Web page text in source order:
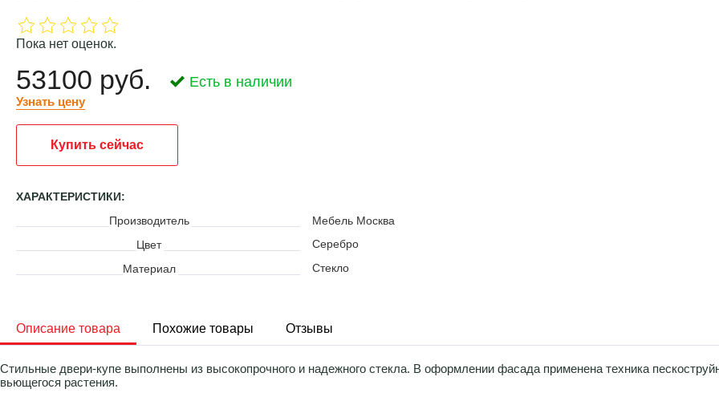
Пока нет оценок.
53100 руб. Есть в наличии
Узнать цену
Купить сейчас
ХАРАКТЕРИСТИКИ:
Производитель
Мебель Москва
Цвет
Серебро
Материал
Стекло
Описание товара Похожие товары Отзывы
Стильные двери-купе выполнены из высокопрочного и надежного стекла. В оформлении фасада применена техника
вьющегося растения.